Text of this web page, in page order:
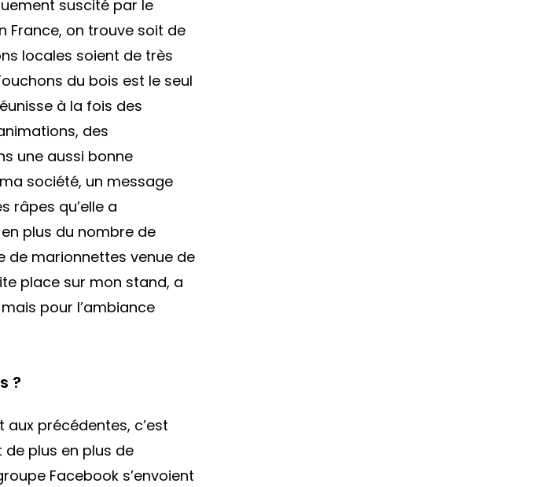
suscité par le
France, on trouve soit de
locales soient de très
du bois est le seul
à la fois des
des
une aussi bonne
société, un message
râpes qu’elle a
plus du nombre de
de marionnettes venue de
place sur mon stand, a
pour l’ambiance
?
précédentes, c’est
plus en plus de
Facebook s’envoient